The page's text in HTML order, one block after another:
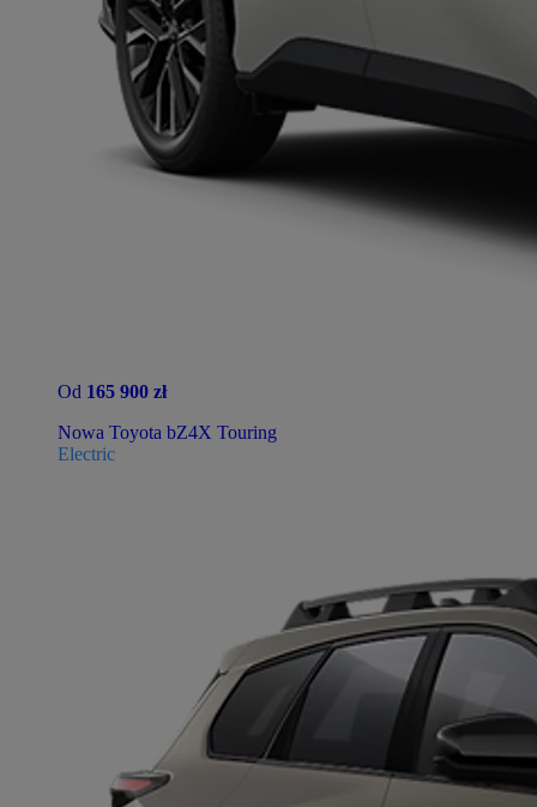
Od 165 900 zł
Nowa Toyota bZ4X Touring
Electric